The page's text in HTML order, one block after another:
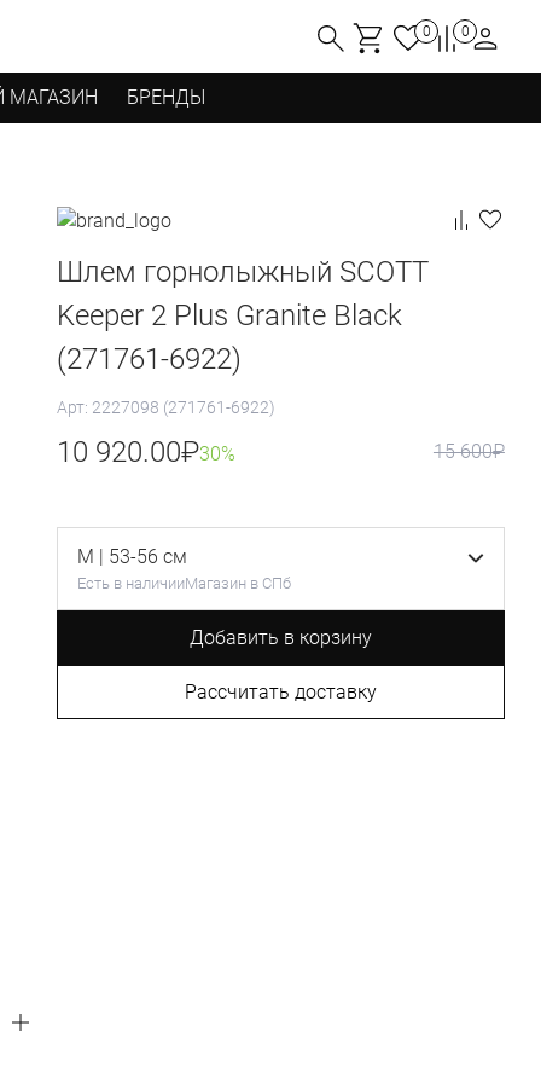
0 0
МАГАЗИН БРЕНДЫ
Шлем горнолыжный SCOTT
Keeper 2 Plus Granite Black
(271761-6922)
Арт: 2227098 (271761-6922)
10 920.00₽30% 15 600₽
M | 53-56 см
Есть в наличииМагазин в СПб
Добавить в корзину
Рассчитать доставку